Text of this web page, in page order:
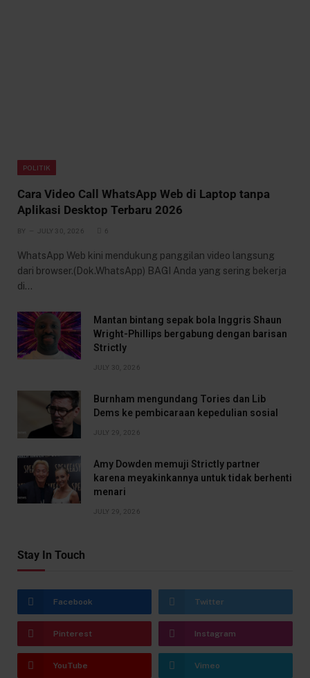
POLITIK
Cara Video Call WhatsApp Web di Laptop tanpa
Aplikasi Desktop Terbaru 2026
BY JULY 30, 2026 6
WhatsApp Web kini mendukung panggilan video langsung
dari browser.(Dok.WhatsApp) BAGI Anda yang sering bekerja
di…
Mantan bintang sepak bola Inggris Shaun
Wright-Phillips bergabung dengan barisan
Strictly
JULY 30, 2026
Burnham mengundang Tories dan Lib
Dems ke pembicaraan kepedulian sosial
JULY 29, 2026
Amy Dowden memuji Strictly partner
karena meyakinkannya untuk tidak berhenti
menari
JULY 29, 2026
Stay In Touch
Facebook Twitter
Pinterest Instagram
YouTube Vimeo